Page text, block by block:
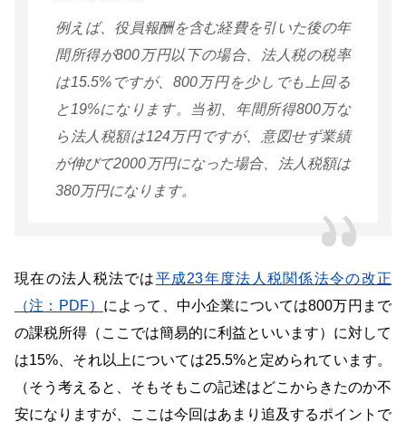
例えば、役員報酬を含む経費を引いた後の年
間所得が800万円以下の場合、法人税の税率
は15.5%ですが、800万円を少しでも上回る
と19%になります。当初、年間所得800万な
ら法人税額は124万円ですが、意図せず業績
が伸びて2000万円になった場合、法人税額は
380万円になります。
現在の法人税法では平成23年度法人税関係法令の改正
（注：PDF） によって、中小企業については800万円まで
の課税所得（ここでは簡易的に利益といいます）に対して
は15%、それ以上については25.5%と定められています。
（そう考えると、そもそもこの記述はどこからきたのか不
安になりますが、ここは今回はあまり追及するポイントで